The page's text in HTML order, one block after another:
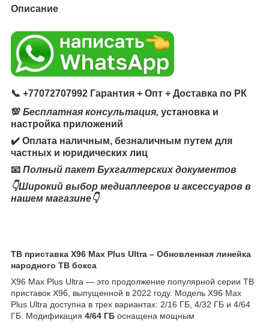
Описание
📞 +77072707992 Гарантия + Опт + Доставка по РК
💯 Бесплатная консультация, установка и
настройка приложений
✔️ Оплата наличным, безналичным путем для
частных и юридических лиц
📧 Полный пакет Бухгалтерских документов
👇Широкий выбор медиаплееров и аксессуаров в
нашем магазине👇
ТВ приставка X96 Max Plus Ultra – Обновленная линейка
народного ТВ бокса
X96 Max Plus Ultra — это продолжение популярной серии ТВ
приставок X96, выпущенной в 2022 году. Модель X96 Max
Plus Ultra доступна в трех вариантах: 2/16 ГБ, 4/32 ГБ и 4/64
ГБ. Модификация 4/64 ГБ оснащена мощным